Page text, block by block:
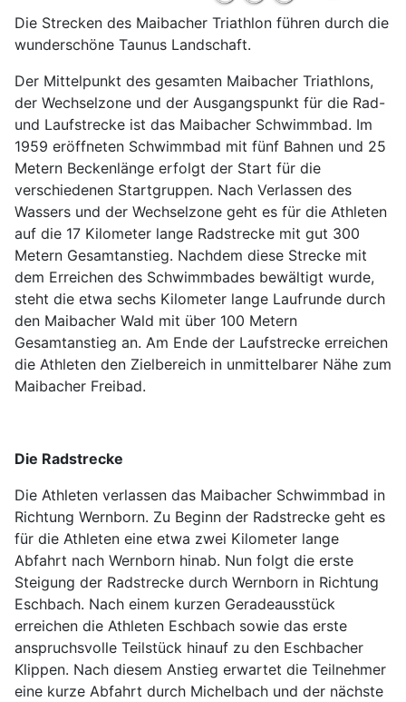
Die Strecken des Maibacher Triathlon führen durch die
wunderschöne Taunus Landschaft.
Der Mittelpunkt des gesamten Maibacher Triathlons,
der Wechselzone und der Ausgangspunkt für die Rad-
und Laufstrecke ist das Maibacher Schwimmbad. Im
1959 eröffneten Schwimmbad mit fünf Bahnen und 25
Metern Beckenlänge erfolgt der Start für die
verschiedenen Startgruppen. Nach Verlassen des
Wassers und der Wechselzone geht es für die Athleten
auf die 17 Kilometer lange Radstrecke mit gut 300
Metern Gesamtanstieg. Nachdem diese Strecke mit
dem Erreichen des Schwimmbades bewältigt wurde,
steht die etwa sechs Kilometer lange Laufrunde durch
den Maibacher Wald mit über 100 Metern
Gesamtanstieg an. Am Ende der Laufstrecke erreichen
die Athleten den Zielbereich in unmittelbarer Nähe zum
Maibacher Freibad.
Die Radstrecke
Die Athleten verlassen das Maibacher Schwimmbad in
Richtung Wernborn. Zu Beginn der Radstrecke geht es
für die Athleten eine etwa zwei Kilometer lange
Abfahrt nach Wernborn hinab. Nun folgt die erste
Steigung der Radstrecke durch Wernborn in Richtung
Eschbach. Nach einem kurzen Geradeausstück
erreichen die Athleten Eschbach sowie das erste
anspruchsvolle Teilstück hinauf zu den Eschbacher
Klippen. Nach diesem Anstieg erwartet die Teilnehmer
eine kurze Abfahrt durch Michelbach und der nächste